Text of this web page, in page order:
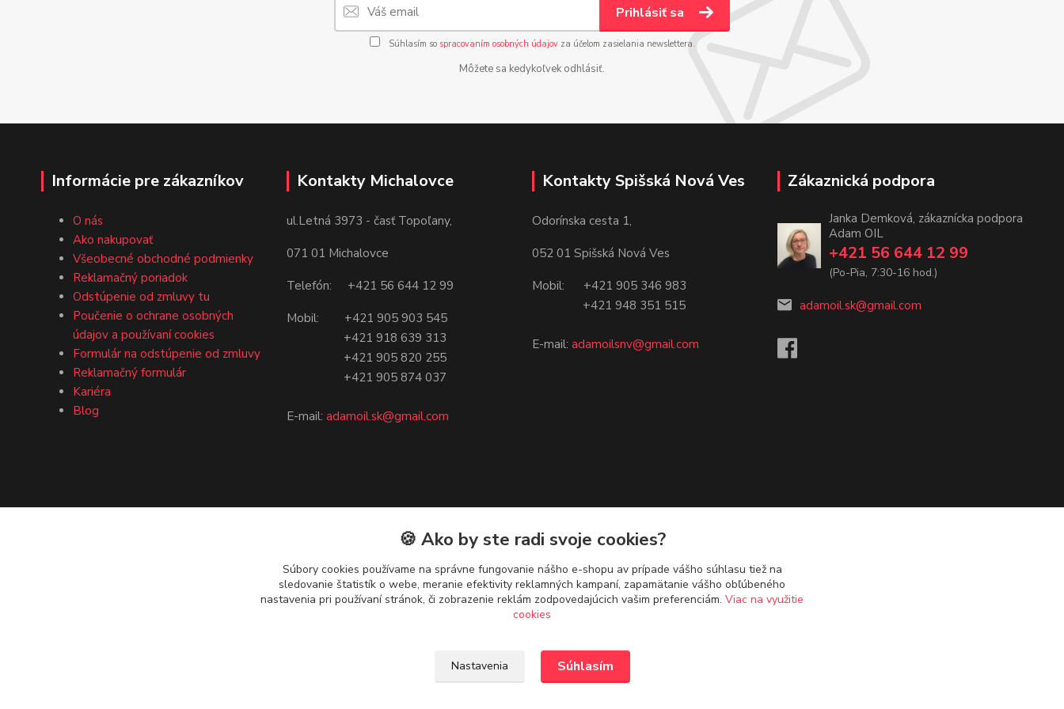
Prihlásiť sa
Súhlasím so spracovaním osobných údajovza účelom zasielania newslettera.
Môžete sa kedykoľvek odhlásiť.
Informácie pre zákazníkov
O nás
Ako nakupovať
Všeobecné obchodné podmienky
Reklamačný poriadok
Odstúpenie od zmluvy tu
Poučenie o ochrane osobných
údajov a používaní cookies
Formulár na odstúpenie od zmluvy
Reklamačný formulár
Kariéra
Blog
Kontakty Michalovce
ul.Letná 3973 - časť Topoľany,
071 01 Michalovce
Telefón: +421 56 644 12 99
Mobil: +421 905 903 545
+421 918 639 313
+421 905 820 255
+421 905 874 037
E-mail: adamoil.sk@gmail.com
Kontakty Spišská Nová Ves
Odorínska cesta 1,
052 01 Spišská Nová Ves
Mobil: +421 905 346 983
+421 948 351 515
E-mail: adamoilsnv@gmail.com
Zákaznická podpora
Janka Demková, zákaznícka podpora
Adam OIL
+421 56 644 12 99
(Po-Pia, 7:30-16 hod.)
adamoil.sk@gmail.com
Upravit sběr cookies.
🍪 Ako by ste radi svoje cookies?
Súbory cookies používame na správne fungovanie nášho e-shopu av prípade vášho súhlasu tiež na
sledovanie štatistík o webe, meranie efektivity reklamných kampaní, zapamätanie vášho obľúbeného
nastavenia pri používaní stránok, či zobrazenie reklám zodpovedajúcich vašim preferenciám. Viac na využitie
cookies
Nastavenia Súhlasím